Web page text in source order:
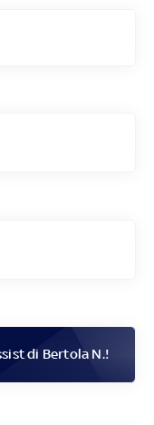
di Bertola N.!